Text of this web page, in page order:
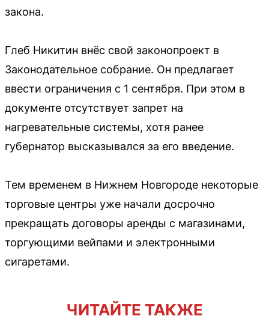
закона.
Глеб Никитин внёс свой законопроект в
Законодательное собрание. Он предлагает
ввести ограничения с 1 сентября. При этом в
документе отсутствует запрет на
нагревательные системы, хотя ранее
губернатор высказывался за его введение.
Тем временем в Нижнем Новгороде некоторые
торговые центры уже начали досрочно
прекращать договоры аренды с магазинами,
торгующими вейпами и электронными
сигаретами.
ЧИТАЙТЕ ТАКЖЕ